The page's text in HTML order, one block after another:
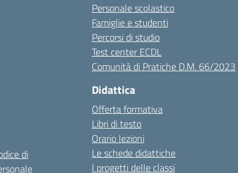
di
Personale scolastico
Famiglie e studenti
Percorsi di studio
Test center ECDL
Comunità di Pratiche D.M. 66/2023
Didattica
Offerta formativa
Libri di testo
Orario lezioni
Le schede didattiche
I progetti delle classi